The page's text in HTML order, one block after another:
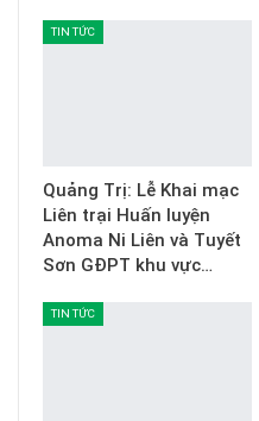
TIN TỨC
Quảng Trị: Lễ Khai mạc
Liên trại Huấn luyện
Anoma Ni Liên và Tuyết
Sơn GĐPT khu vực…
TIN TỨC